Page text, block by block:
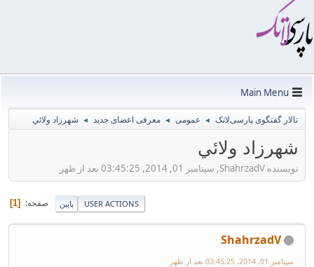
Main Menu
تالار گفتگوی پارسی‌لاتک ◄ عمومی ◄ معرفی اعضای جدید ◄ شهرزاد ولائي
شهرزاد ولائي
نویسنده ShahrzadV, سپتامبر 01, 2014, 03:45:25 بعد از ظهر
پایین صفحه 1 USER ACTIONS
ShahrzadV
سپتامبر 01, 2014, 03:45:25 بعد از ظهر